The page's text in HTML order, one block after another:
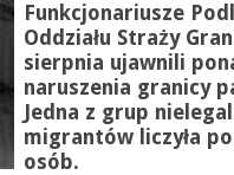
Funkcjonariusze
Oddziału Straży
sierpnia ujawnili
naruszenia granicy
Jedna z grup
migrantów liczyła
osób.